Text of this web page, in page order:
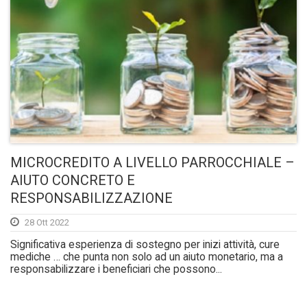
MICROCREDITO A LIVELLO PARROCCHIALE –
AIUTO CONCRETO E
RESPONSABILIZZAZIONE
28 Ott 2022
Significativa esperienza di sostegno per inizi attività, cure
mediche … che punta non solo ad un aiuto monetario, ma a
responsabilizzare i beneficiari che possono...